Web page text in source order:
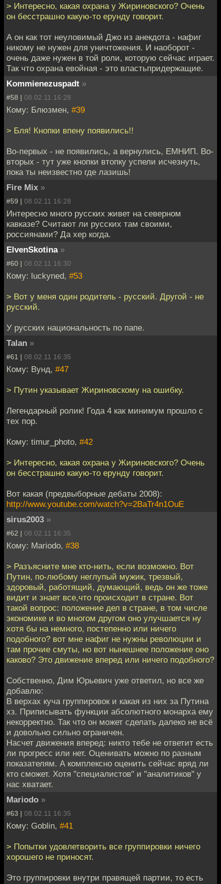
> Интересно, какая охрана у Жириновского? Очень
он бесстрашно какую-то ерунду говорит.
А он как тот неуловимый Джо из анекдота - нафиг
никому не нужен для уничтожения. И наоборот -
очень даже нужен в той роли, которую сейчас играет.
Так что охрана евойная - это властьпридержащие.
Kommienezuspadt »
#58 | 08.02.11 16:28
Кому: Блюзмен, #39
> Бля! Кнопки впену появились!!
Во-первых - не появились, а вернулись, ЕМНИП. Во-
вторых - тут уже кнопки втопку успели исчезнуть,
пока ты неизвестно где лазишь!
Fire Mix »
#59 | 08.02.11 16:28
Интересно много русских живет на северном
кавказе? Считают ли русских там своими,
россиянами? Да хер когда.
ElvenSkotina »
#60 | 08.02.11 16:30
Кому: luckyned, #53
> Вот у меня один родитель - русский. Другой - не
русский.
У русских национальность по папе.
Talan »
#61 | 08.02.11 16:35
Кому: Вунд, #47
> Путин указывает Жириновскому на ошибку.
Легендарный ролик! Года 4 как минимум прошло с
тех пор.
Кому: timur_photo, #42
> Интересно, какая охрана у Жириновского? Очень
он бесстрашно какую-то ерунду говорит.
Вот какая (предвыборные дебаты 2008):
http://www.youtube.com/watch?v=2BaTr4n1OuE
sirus2003 »
#62 | 08.02.11 16:35
Кому: Mariodo, #38
> Разъясните мне кто-нить, если возможно. Вот
Путин, по-любому неглупый мужик, трезвый,
здоровый, работящий, думающий, ведь он же тоже
видит и знает все,что происходит в стране. Вот
такой вопрос: положение дел в стране, в том числе
экономике и во многом другом оно улучшается ну
хотя бы на немного, постепенно или ничего
подобного? вот мне нафиг не нужны революции и
там прочие смуты, но вот нынешнее положение оно
каково? Это движение вперед или ничего подобного?
Собственно, Дим Юрьевич уже ответил, но все же
добавлю:
В верхах куча группировок и какая из них за Путина
хз. Приписывать функции абсолютного монарха ему
некорректно. Так что он может сделать далеко не всё
и довольно сильно ограничен.
Насчет движения вперед: никто тебе не ответит есть
ли прогресс или нет. Оценивать можно по разным
показателям. А комплексно оценить сейчас вряд ли
кто сможет. Хотя "специалистов" и "аналитиков" у
нас хватает.
Mariodo »
#63 | 08.02.11 16:35
Кому: Goblin, #41
> Попытки удовлетворить все группировки ничего
хорошего не приносят.
Это группировки внутри правящей партии, то есть